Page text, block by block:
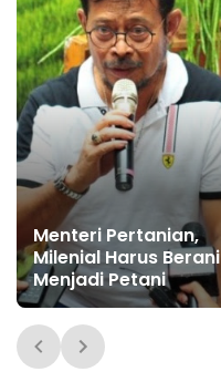
Menteri Pertanian,
Milenial Harus Berani
Menjadi Petani